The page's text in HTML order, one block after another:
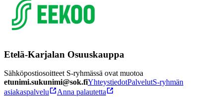
Etelä-Karjalan Osuuskauppa
Sähköpostiosoitteet S-ryhmässä ovat muotoa
etunimi.sukunimi@sok.fiYhteystiedotPalvelutS-ryhmän
asiakaspalvelu
Anna palautetta